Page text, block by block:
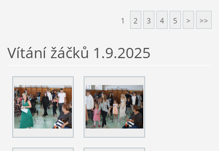
1 2 3 4 5 > >>
Vítání žáčků 1.9.2025